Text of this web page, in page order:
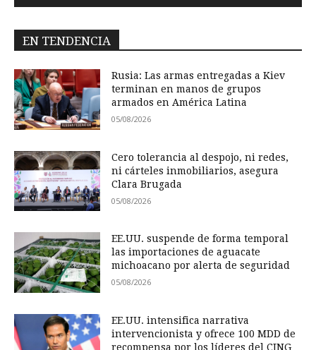
EN TENDENCIA
Rusia: Las armas entregadas a Kiev
terminan en manos de grupos
armados en América Latina
05/08/2026
Cero tolerancia al despojo, ni redes,
ni cárteles inmobiliarios, asegura
Clara Brugada
05/08/2026
EE.UU. suspende de forma temporal
las importaciones de aguacate
michoacano por alerta de seguridad
05/08/2026
EE.UU. intensifica narrativa
intervencionista y ofrece 100 MDD de
recompensa por los líderes del CJNG